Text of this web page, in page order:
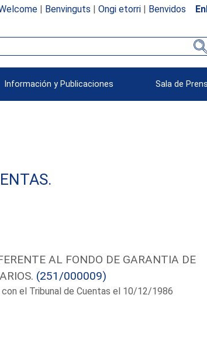
| Benvinguts | Ongi etorri| Benvidos
Información y Publicaciones Sala de
AL FONDO DE GARANTIA DE
(251/000009)
el Tribunal de Cuentas el 10/12/1986